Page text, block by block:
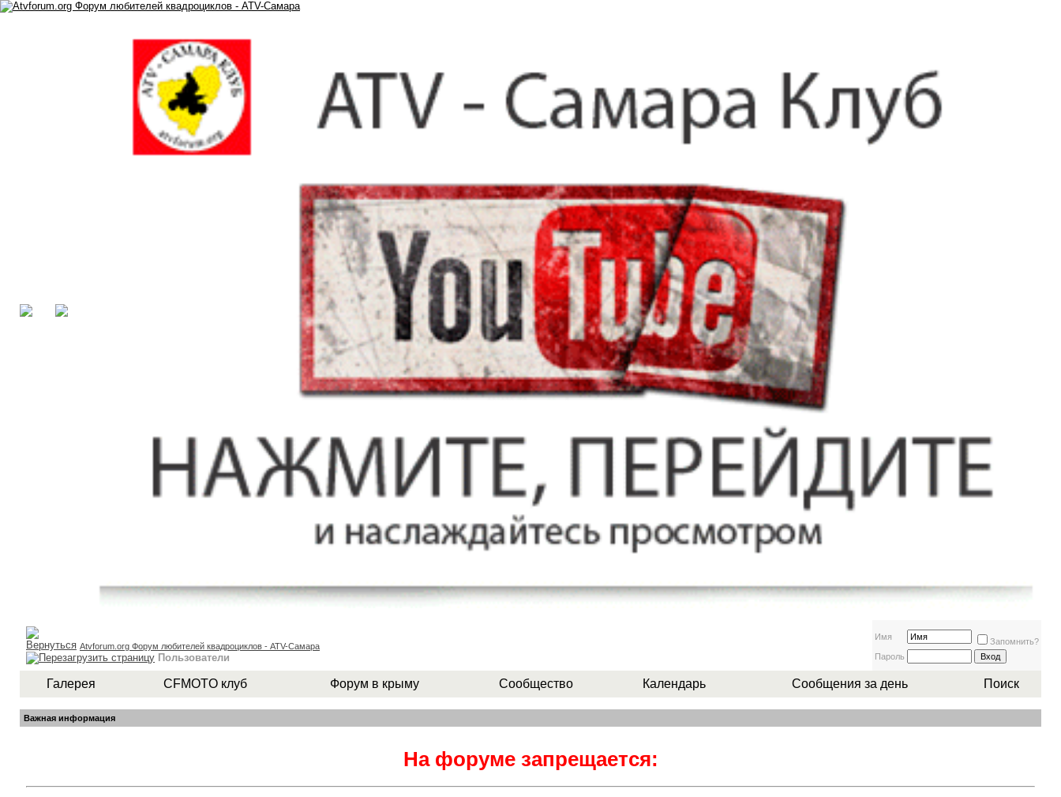
Atvforum.org Форум любителей квадроциклов - ATV-Самара
Пользователи
Имя
Запомнить?
Пароль
Галерея CFMOTO клуб Форум в крыму Сообщество Календарь Сообщения за день Поиск
Важная информация
На форуме запрещается: